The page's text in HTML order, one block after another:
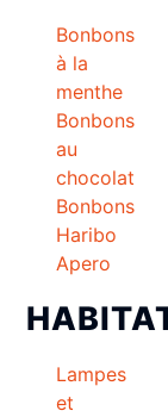
Bonbons
à la
menthe
Bonbons
au
chocolat
Bonbons
Haribo
Apero
Lampes
et